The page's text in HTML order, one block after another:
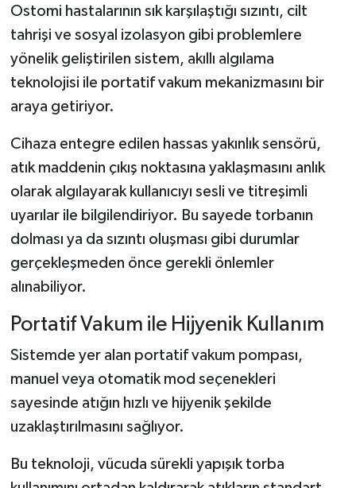
Ostomi hastalarının sık karşılaştığı sızıntı, cilt
tahrişi ve sosyal izolasyon gibi problemlere
yönelik geliştirilen sistem, akıllı algılama
teknolojisi ile portatif vakum mekanizmasını bir
araya getiriyor.
Cihaza entegre edilen hassas yakınlık sensörü,
atık maddenin çıkış noktasına yaklaşmasını anlık
olarak algılayarak kullanıcıyı sesli ve titreşimli
uyarılar ile bilgilendiriyor. Bu sayede torbanın
dolması ya da sızıntı oluşması gibi durumlar
gerçekleşmeden önce gerekli önlemler
alınabiliyor.
Portatif Vakum ile Hijyenik Kullanım
Sistemde yer alan portatif vakum pompası,
manuel veya otomatik mod seçenekleri
sayesinde atığın hızlı ve hijyenik şekilde
uzaklaştırılmasını sağlıyor.
Bu teknoloji, vücuda sürekli yapışık torba
Ulusal Haberler
Teknoloji Haberleri
Dünya Haberleri
Yerel Haberler
Haber Arşivi